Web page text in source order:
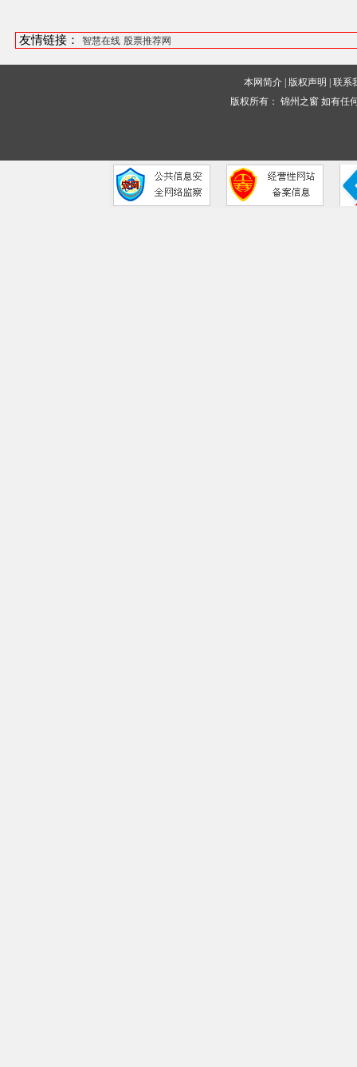
友情链接： 智慧在线 股票推荐网
本网简介 版权声明 |联系
版权所有：锦州之窗 如有任